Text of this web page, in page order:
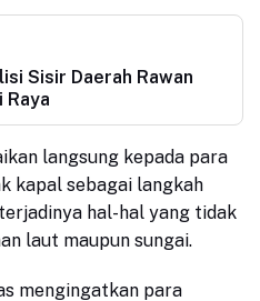
Sisir Daerah Rawan
Raya
langsung kepada para
kapal sebagai langkah
hal-hal yang tidak
laut maupun sungai.
mengingatkan para